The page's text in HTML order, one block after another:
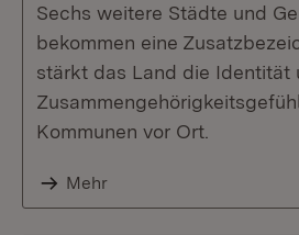
Sechs weitere Städte und
bekommen eine
stärkt das Land die Identität
Kommunen vor Ort.
Mehr